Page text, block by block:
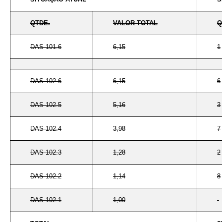
QTDE. VALOR TOTAL
DAS 101.6 6,15 1
DAS 102.6 6,15 6
DAS 102.5 5,16 3
DAS 102.4 3,98 7
DAS 102.3 1,28 2
DAS 102.2 1,14 8
DAS 102.1 1,00 -